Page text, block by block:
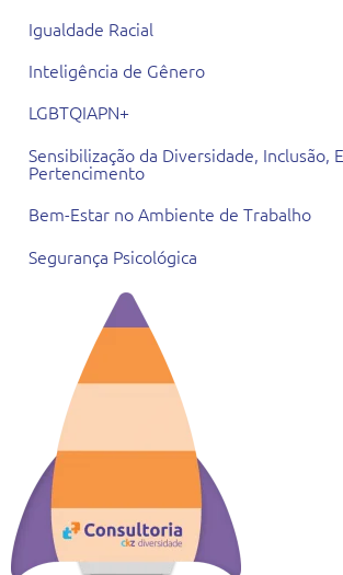
Igualdade Racial
Inteligência de Gênero
LGBTQIAPN+
Sensibilização da Diversidade, Inclusão,
Pertencimento
Bem-Estar no Ambiente de Trabalho
Segurança Psicológica